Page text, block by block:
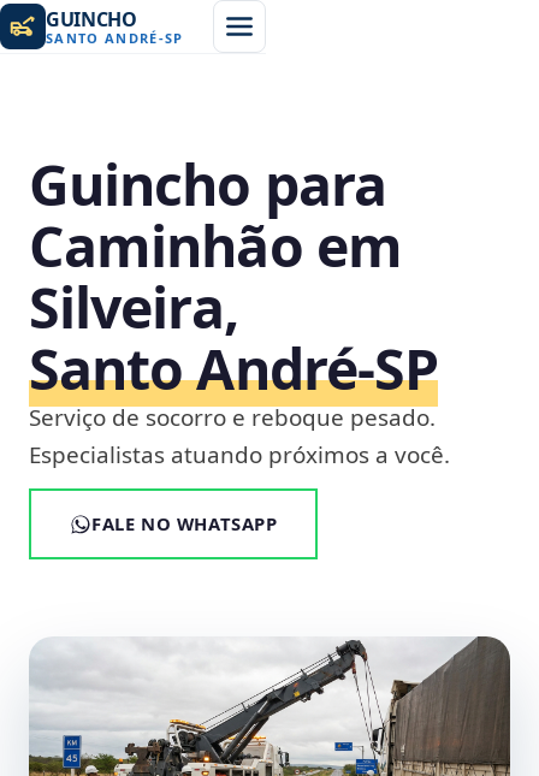
GUINCHO
SANTO ANDRÉ-SP
Guincho para
Caminhão em
Silveira,
Santo André‑SP
Serviço de socorro e reboque pesado.
Especialistas atuando próximos a você.
FALE NO WHATSAPP